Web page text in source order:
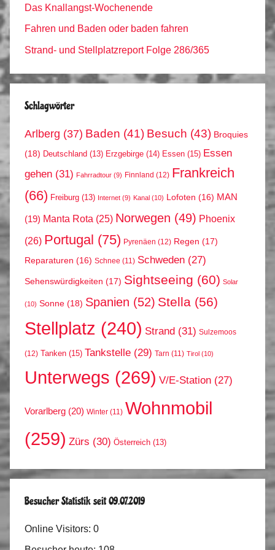
Das Knallangst-Wochenende
Fahren und Baden oder baden fahren
Strand- und Stellplatzreport Folge 286/365
Schlagwörter
Arlberg (37) Baden (41) Besuch (43) Broquies
(18) Deutschland (13) Erzgebirge (14) Essen (15) Essen
gehen (31) Fahrradtour (9) Finnland (12) Frankreich
(66) Freiburg (13) Internet (9) Kanal (10) Lofoten (16) MAN
(19) Manta Rota (25) Norwegen (49) Phoenix
(26) Portugal (75) Pyrenäen (12) Regen (17)
Reparaturen (16) Schnee (11) Schweden (27)
Sehenswürdigkeiten (17) Sightseeing (60) Solar
(10) Sonne (18) Spanien (52) Stella (56)
Stellplatz (240) Strand (31) Sulzemoos
(12) Tanken (15) Tankstelle (29) Tarn (11) Tirol (10)
Unterwegs (269) V/E-Station (27)
Vorarlberg (20) Winter (11) Wohnmobil
(259) Zürs (30) Österreich (13)
Besucher Statistik seit 09.07.2019
Online Visitors: 0